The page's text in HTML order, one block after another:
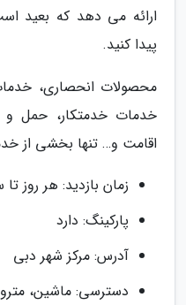
ارائه می دهد که بعید
پیدا کنید.
خدمات خدمتکار، حمل و
اقامت و… تنها بخشی از
زمان بازدید: هر روز تا
پارکینگ: دارد
آدرس: مرکز شهر دبی
دسترسی: ماشین،